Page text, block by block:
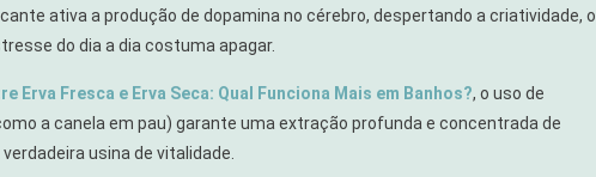
ativa a produção de dopamina no cérebro, despertando a criatividade, o
do dia a dia costuma apagar.
Erva Fresca e Erva Seca: Qual Funciona Mais em Banhos?, o uso de
a canela em pau) garante uma extração profunda e concentrada de
usina de vitalidade.